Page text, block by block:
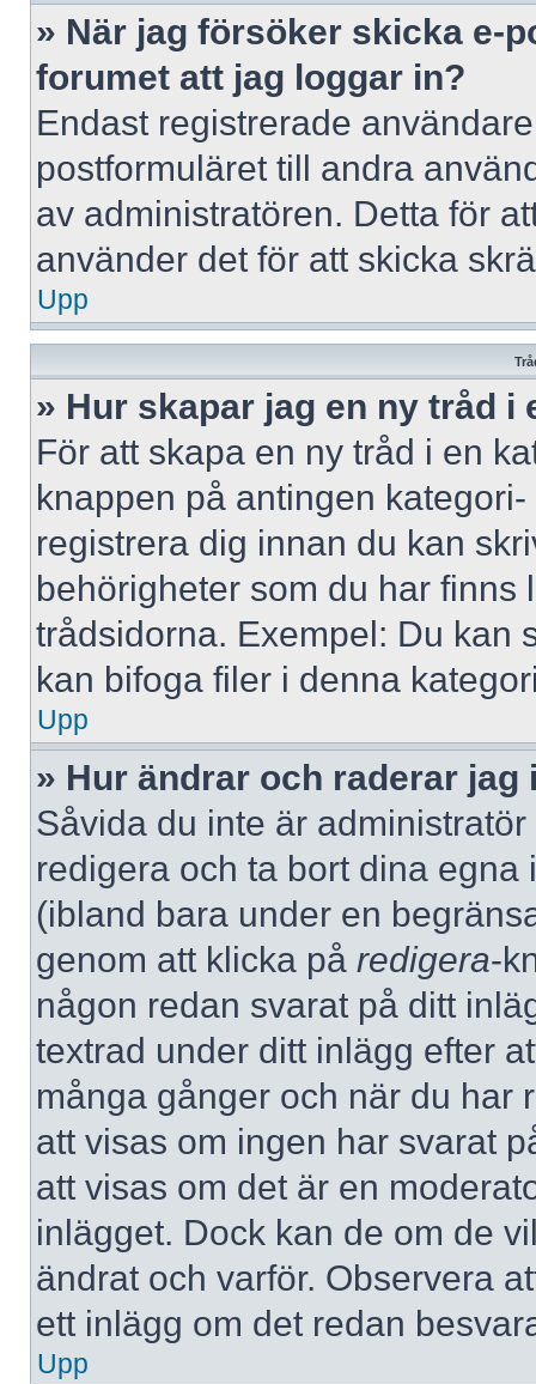
» När jag försöker skicka e-
forumet att jag loggar in?
Endast registrerade
postformuläret till andra
av administratören. Detta för
använder det för att skicka
Upp
» Hur skapar jag en ny tråd i
För att skapa en ny tråd i en
knappen på antingen
registrera dig innan du kan
behörigheter som du har finns
trådsidorna. Exempel: Du kan
kan bifoga filer i denna
Upp
» Hur ändrar och raderar jag
Såvida du inte är
redigera och ta bort dina
(ibland bara under en
genom att klicka på redigera-
någon redan svarat på ditt
textrad under ditt inlägg efter
många gånger och när du har
att visas om ingen har svarat
att visas om det är en
inlägget. Dock kan de om de
ändrat och varför. Observera
ett inlägg om det redan
Upp